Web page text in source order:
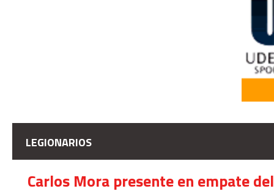
LEGIONARIOS
Carlos Mora presente en empate